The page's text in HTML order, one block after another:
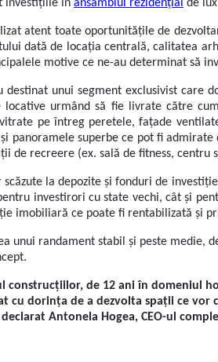
investițiile în ansamblul rezidențial de
atent toate oportunitățile de
dată de locația centrală, calitatea
motive ce ne-au determinat să
destinat unui segment exclusivist
urmând să fie livrate către
pe întreg peretele, fațade
panoramele superbe ce pot fi
de recreere (ex. sală de fitness, centru
la depozite și fonduri de
investirori cu state vechi, cât și
imobiliară ce poate fi rentabilizată și
unui randament stabil și peste medie,
construcțiilor, de 12 ani în domeniul
cu dorința de a dezvolta spații ce
Antonela Hogea, CEO-ul